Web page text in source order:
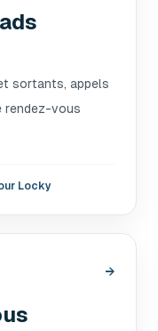
sortants, appels
rendez-vous
Locky
→